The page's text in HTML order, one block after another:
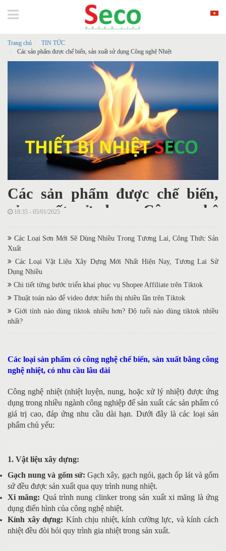
Trang chủ
TIN TỨC
Các sản phẩm được chế biến, sản xuất sử dụng Công nghệ Nhiệt
Các sản phẩm được chế biến,
sản xuất sử dụng Công nghệ
18:35 - 05/01/2025
Các Loại Sơn Mới Sẽ Dùng Nhiều Trong Tương Lai, Công Thức Sản
Xuất
Các Loại Vật Liệu Xây Dựng Mới Nhất Hiện Nay, Tương Lai Sử
Dụng Nhiều
Chi tiết từng bước triển khai phục vụ Shopee Affiliate trên Tiktok
Thuật toán nào để video được hiển thị nhiều lần trên Tiktok
Giới tính nào dùng tiktok nhiều hơn? Độ tuổi nào dùng tiktok nhiều
nhất?
Các loại sản phẩm có công nghệ chế biến, sản xuất bằng công
nghệ nhiệt, có nhu cầu lâu dài
Công nghệ nhiệt (nhiệt luyện, nung, hoặc xử lý nhiệt) được ứng
dụng trong nhiều ngành công nghiệp để sản xuất các sản phẩm có
giá trị cao, đáp ứng nhu cầu dài hạn. Dưới đây là các loại sản
phẩm chủ yếu:
1. Vật liệu xây dựng:
Gạch nung và gốm sứ: Gạch xây, gạch ngói, gạch ốp lát và gốm
sứ đều được sản xuất qua quy trình nung nhiệt.
Xi măng: Quá trình nung clinker trong sản xuất xi măng là ứng
dụng điển hình của công nghệ nhiệt.
Kính xây dựng: Kính chịu nhiệt, kính cường lực, và kính cách
nhiệt đều đòi hỏi quy trình gia nhiệt trong sản xuất.